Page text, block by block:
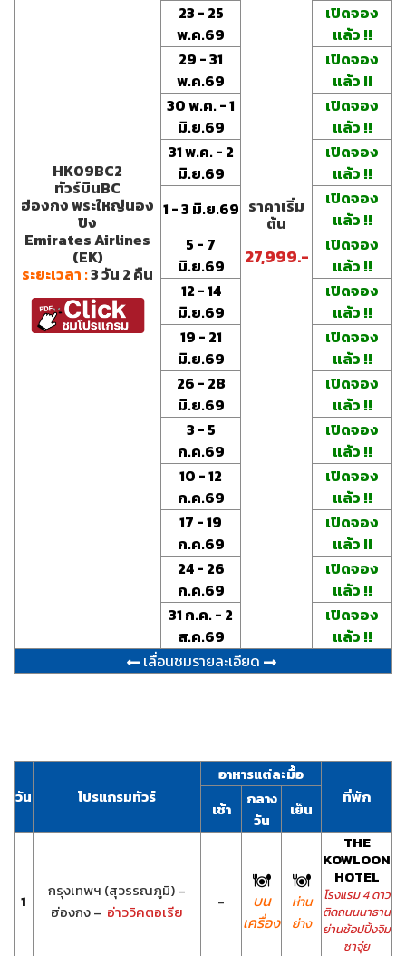
HK09BC2
ทัวร์บินBC
ฮ่องกง พระใหญ่นอง
ปิง
Emirates Airlines
(EK)
ระยะเวลา :3 วัน 2 คืน
ราคาเริ่ม
ต้น
27,999.-
23 - 25
พ.ค.69
เปิดจอง
แล้ว !!
29 - 31
พ.ค.69
เปิดจอง
แล้ว !!
30 พ.ค. - 1
มิ.ย.69
เปิดจอง
แล้ว !!
31 พ.ค. - 2
มิ.ย.69
เปิดจอง
แล้ว !!
1 - 3 มิ.ย.69
เปิดจอง
แล้ว !!
5 - 7
มิ.ย.69
เปิดจอง
แล้ว !!
12 - 14
มิ.ย.69
เปิดจอง
แล้ว !!
19 - 21
มิ.ย.69
เปิดจอง
แล้ว !!
26 - 28
มิ.ย.69
เปิดจอง
แล้ว !!
3 - 5
ก.ค.69
เปิดจอง
แล้ว !!
10 - 12
ก.ค.69
เปิดจอง
แล้ว !!
17 - 19
ก.ค.69
เปิดจอง
แล้ว !!
24 - 26
ก.ค.69
เปิดจอง
แล้ว !!
31 ก.ค. - 2
ส.ค.69
เปิดจอง
แล้ว !!
เลื่อนชมรายละเอียด
วัน โปรแกรมทัวร์
อาหารแต่ละมื้อ
ที่พัก
เช้า
กลาง
วัน
เย็น
1
กรุงเทพฯ (สุวรรณภูมิ) –
ฮ่องกง – อ่าววิคตอเรีย
-
บน
เครื่อง
ห่าน
ย่าง
THE
KOWLOON
HOTEL
โรงแรม 4 ดาว
ติดถนนนาธาน
ย่านช้อปปิ้งจิม
ซาจุ่ย